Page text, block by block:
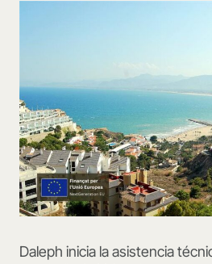
Daleph inicia la asistencia